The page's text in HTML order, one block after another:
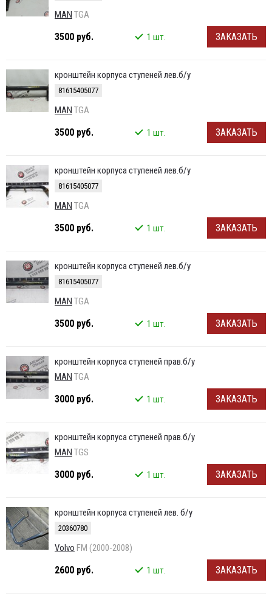
MAN TGA
3500 руб. 1 шт. ЗАКАЗАТЬ
кронштейн корпуса ступеней лев.б/у
81615405077
MAN TGA
3500 руб. 1 шт. ЗАКАЗАТЬ
кронштейн корпуса ступеней лев.б/у
81615405077
MAN TGA
3500 руб. 1 шт. ЗАКАЗАТЬ
кронштейн корпуса ступеней лев.б/у
81615405077
MAN TGA
3500 руб. 1 шт. ЗАКАЗАТЬ
кронштейн корпуса ступеней прав.б/у
MAN TGA
3000 руб. 1 шт. ЗАКАЗАТЬ
кронштейн корпуса ступеней прав.б/у
MAN TGS
3000 руб. 1 шт. ЗАКАЗАТЬ
кронштейн корпуса ступеней лев. б/у
20360780
Volvo FM (2000-2008)
2600 руб. 1 шт. ЗАКАЗАТЬ